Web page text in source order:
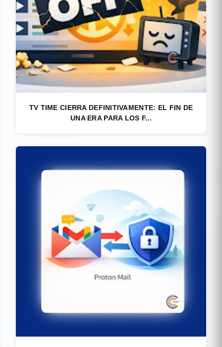
TV TIME CIERRA DEFINITIVAMENTE: EL FIN DE
UNA ERA PARA LOS F...